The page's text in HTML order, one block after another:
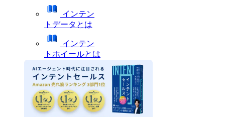
インテン
トデータとは
インテン
トホイールとは